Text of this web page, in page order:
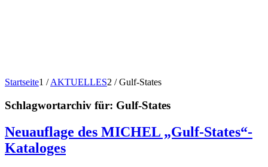
Startseite1 / AKTUELLES2 / Gulf-States
Schlagwortarchiv für: Gulf-States
Neuauflage des MICHEL „Gulf-States“-
Kataloges